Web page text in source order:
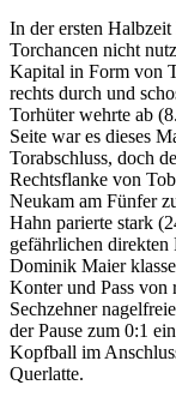
In der ersten
Torchancen nicht
Kapital in Form von
rechts durch und
Torhüter wehrte ab
Seite war es dieses
Torabschluss, doch
Rechtsflanke von
Neukam am Fünfer
Hahn parierte stark
gefährlichen
Dominik Maier
Konter und Pass von
Sechzehner
der Pause zum 0:1
Kopfball im
Querlatte.